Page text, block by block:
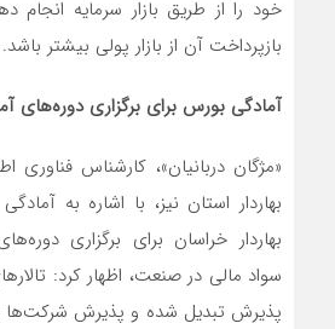
خود را از طریق بازار سرمایه
بازپرداخت آن از بازار پولی بیشتر باشد.
آمادگی بورس برای برگزاری دوره‌های
«مژگان دربانیان»، کارشناس فناوری
بهاردار استان نیز، با اشاره به
بهاردار خراسان برای برگزاری
سواد مالی در صنعت، اظهار کرد:
پذیرش تبدیل شده و پذیرش شرکت‌ها